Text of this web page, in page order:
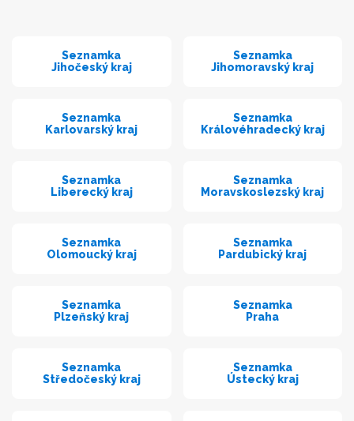
Seznamka
Jihočeský kraj
Seznamka
Jihomoravský kraj
Seznamka
Karlovarský kraj
Seznamka
Královéhradecký kraj
Seznamka
Liberecký kraj
Seznamka
Moravskoslezský kraj
Seznamka
Olomoucký kraj
Seznamka
Pardubický kraj
Seznamka
Plzeňský kraj
Seznamka
Praha
Seznamka
Středočeský kraj
Seznamka
Ústecký kraj